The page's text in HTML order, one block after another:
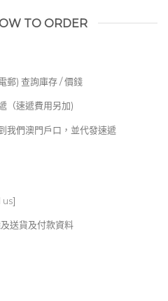
制
供通道色調平衡和房間響應
實現輸入的“重疊”和重新排列
示器配置選項
可用於所有24個麥克風/線路
TO ORDER
郵) 查詢庫存 / 價錢
（速遞費用另加)
我們澳門戶口，並代發速遞
us]
送貨及付款資料